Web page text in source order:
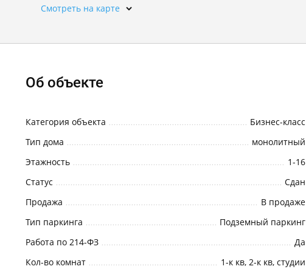
Смотреть на карте
Об объекте
Категория объекта
Бизнес-класс
Тип дома
монолитный
Этажность
1-16
Статус
Cдан
Продажа
В продаже
Тип паркинга
Подземный паркинг
Работа по 214-ФЗ
Да
Кол-во комнат
1-к кв, 2-к кв, студии